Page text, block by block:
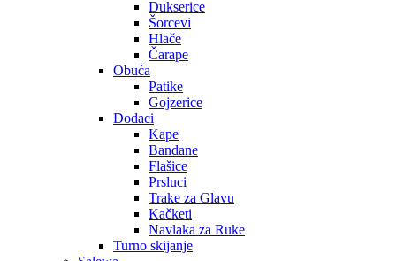
Dukserice
Šorcevi
Hlače
Čarape
Obuća
Patike
Gojzerice
Dodaci
Kape
Bandane
Flašice
Prsluci
Trake za Glavu
Kačketi
Navlaka za Ruke
Turno skijanje